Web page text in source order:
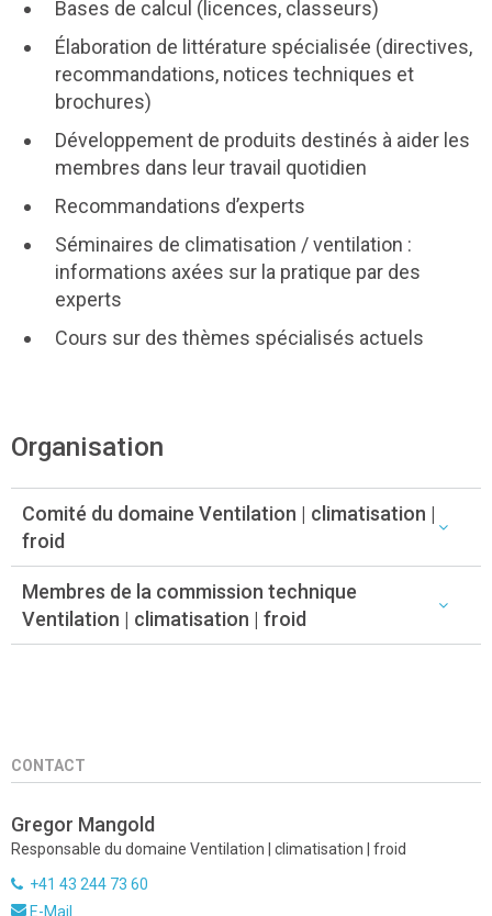
Bases de calcul (licences, classeurs)
Élaboration de littérature spécialisée (directives,
recommandations, notices techniques et
brochures)
Développement de produits destinés à aider les
membres dans leur travail quotidien
Recommandations d’experts
Séminaires de climatisation / ventilation :
informations axées sur la pratique par des
experts
Cours sur des thèmes spécialisés actuels
Organisation
Comité du domaine Ventilation | climatisation |
froid
Membres de la commission technique
Ventilation | climatisation | froid
CONTACT
Gregor Mangold
Responsable du domaine Ventilation | climatisation | froid
+41 43 244 73 60
E-Mail